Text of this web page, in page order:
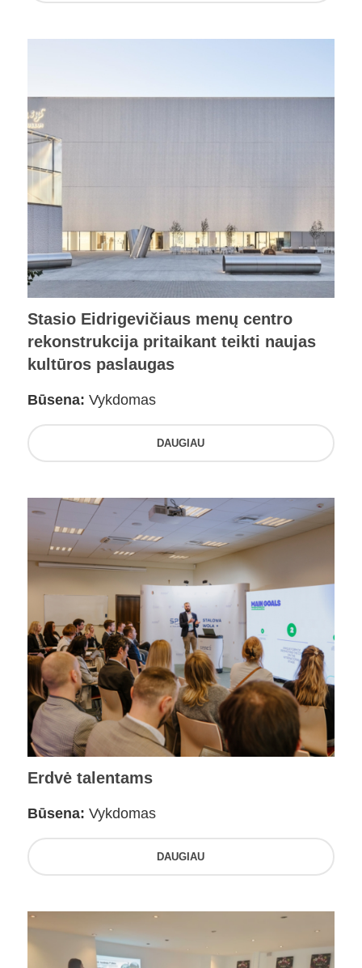
Stasio Eidrigevičiaus menų centro
rekonstrukcija pritaikant teikti naujas
kultūros paslaugas
Būsena: Vykdomas
DAUGIAU
Erdvė talentams
Būsena: Vykdomas
DAUGIAU